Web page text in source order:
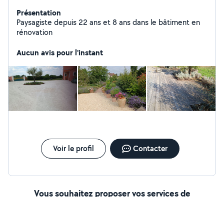
Présentation
Paysagiste depuis 22 ans et 8 ans dans le bâtiment en
rénovation
Aucun avis pour l'instant
Voir le profil Contacter
Vous souhaitez proposer vos services de